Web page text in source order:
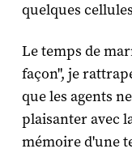
quelques
Le temps de
façon", je
que les agents
plaisanter avec
mémoire d'une